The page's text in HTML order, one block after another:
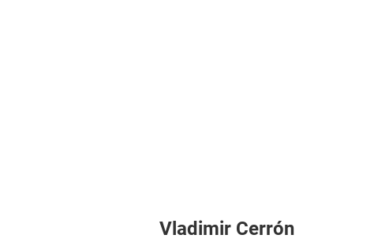
Vladimir Cerrón